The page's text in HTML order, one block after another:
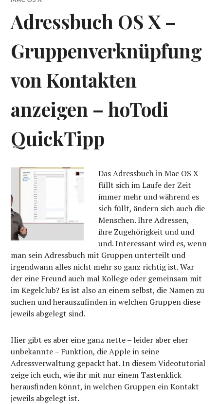
Adressbuch OS X –
Gruppenverknüpfung
von Kontakten
anzeigen – hoTodi
QuickTipp
Das Adressbuch in Mac OS X
füllt sich im Laufe der Zeit
immer mehr und während es
sich füllt, ändern sich auch die
Menschen. Ihre Adressen,
ihre Zugehörigkeit und und
und. Interessant wird es, wenn
man sein Adressbuch mit Gruppen unterteilt und
irgendwann alles nicht mehr so ganz richtig ist. War
der eine Freund auch mal Kollege oder gemeinsam mit
im Kegelclub? Es ist also an einem selbst, die Namen zu
suchen und herauszufinden in welchen Gruppen diese
jeweils abgelegt sind.
Hier gibt es aber eine ganz nette – leider aber eher
unbekannte – Funktion, die Apple in seine
Adressverwaltung gepackt hat. In diesem Videotutorial
zeige ich euch, wie ihr mit nur einem Tastenklick
herausfinden könnt, in welchen Gruppen ein Kontakt
jeweils abgelegt ist.